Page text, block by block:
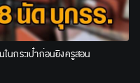
นกระเป๋าก่อนยิงครูสอน